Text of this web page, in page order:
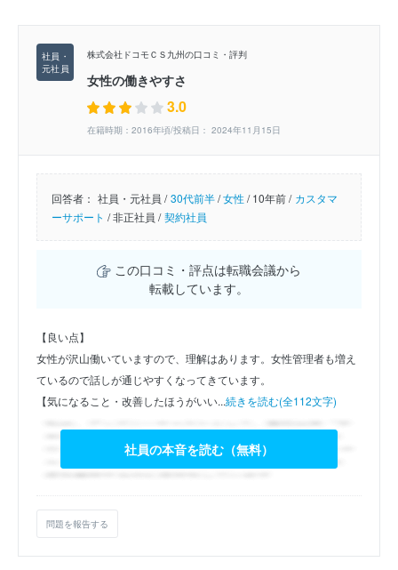
株式会社ドコモＣＳ九州の口コミ・評判
女性の働きやすさ
3.0
在籍時期：2016年頃/投稿日： 2024年11月15日
回答者： 社員・元社員 / 30代前半/女性/10年前 / カスタマ
ーサポート /非正社員 / 契約社員
この口コミ・評点は転職会議から
転載しています。
【良い点】
女性が沢山働いていますので、理解はあります。女性管理者も増え
ているので話しが通じやすくなってきています。
【気になること・改善したほうがいい...続きを読む(全112文字)
社員の本音を読む（無料）
問題を報告する